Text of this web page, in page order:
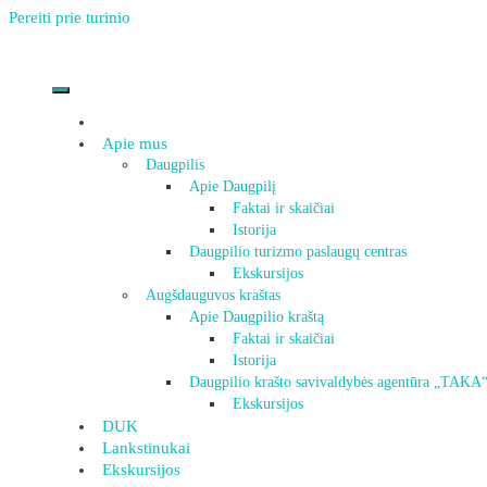
Pereiti prie turinio
Apie mus
Daugpilis
Apie Daugpilį
Faktai ir skaičiai
Istorija
Daugpilio turizmo paslaugų centras
Ekskursijos
Augšdauguvos kraštas
Apie Daugpilio kraštą
Faktai ir skaičiai
Istorija
Daugpilio krašto savivaldybės agentūra „TAKA“
Ekskursijos
DUK
Lankstinukai
Ekskursijos